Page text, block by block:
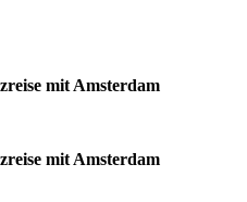
mit Amsterdam
mit Amsterdam